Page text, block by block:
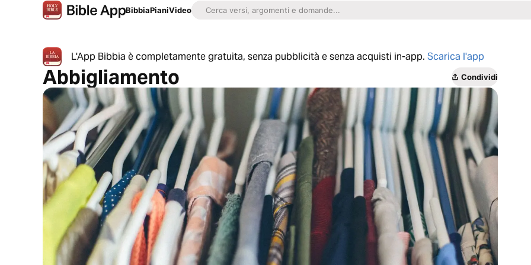
BibbiaPianiVideo
L'App Bibbia è completamente gratuita, senza pubblicità e senza acquisti in-app. Scarica l'app
Abbigliamento Condividi